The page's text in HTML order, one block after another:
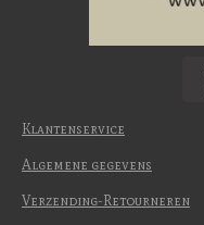
Klantenservice
Algemene gegevens
Verzending-Retourneren